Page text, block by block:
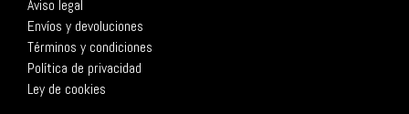
Aviso legal
Envíos y devoluciones
Términos y condiciones
Política de privacidad
Ley de cookies